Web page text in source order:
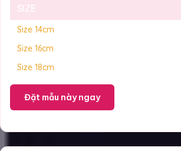
SIZE
Size 14cm
Size 16cm
Size 18cm
Đặt mẫu này ngay